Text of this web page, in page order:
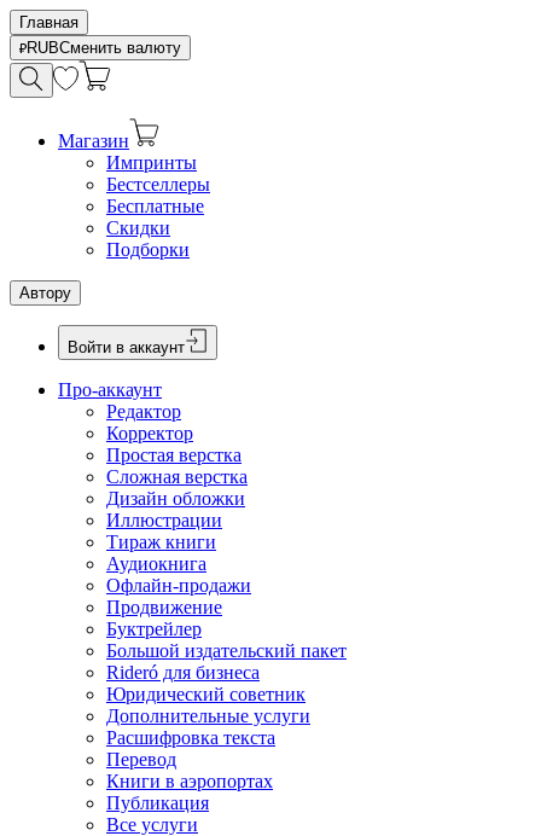
Главная
RUBСменить валюту
Магазин
Импринты
Бестселлеры
Бесплатные
Скидки
Подборки
Автору
Войти в аккаунт
Про-аккаунт
Редактор
Корректор
Простая верстка
Сложная верстка
Дизайн обложки
Иллюстрации
Тираж книги
Аудиокнига
Офлайн-продажи
Продвижение
Буктрейлер
Большой издательский пакет
Rideró для бизнеса
Юридический советник
Дополнительные услуги
Расшифровка текста
Перевод
Книги в аэропортах
Публикация
Все услуги